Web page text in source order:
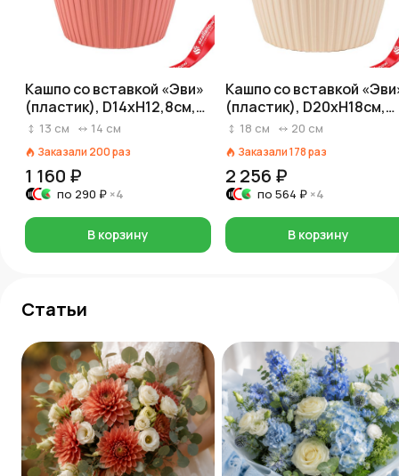
Кашпо со вставкой «Эви»
(пластик), D14xH12,8см,
1,5л, розовый
13 см 14 см
Заказали 200раз
1 160 ₽
по 290 ₽ ×4
В корзину
Кашпо со вставкой
(пластик), D20xH18см,
4,5л, кремовый
18 см 20 см
Заказали178раз
2 256 ₽
по 564 ₽ ×4
В корзину
Статьи